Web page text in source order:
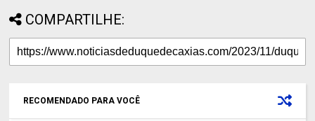
COMPARTILHE:
RECOMENDADO PARA VOCÊ